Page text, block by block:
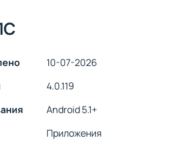
10-07-2026
4.0.119
Android 5.1+
Приложения